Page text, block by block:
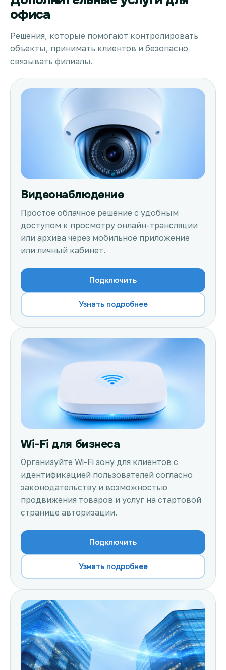
офиса
Решения, которые помогают контролировать
объекты, принимать клиентов и безопасно
связывать филиалы.
Видеонаблюдение
Простое облачное решение с удобным
доступом к просмотру онлайн-трансляции
или архива через мобильное приложение
или личный кабинет.
Подключить
Узнать подробнее
Wi-Fi для бизнеса
Организуйте Wi-Fi зону для клиентов с
идентификацией пользователей согласно
законодательству и возможностью
продвижения товаров и услуг на стартовой
странице авторизации.
Подключить
Узнать подробнее